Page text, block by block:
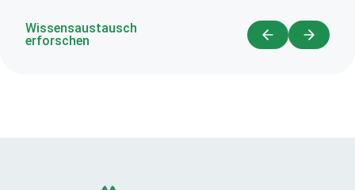
Wissensaustausch
erforschen